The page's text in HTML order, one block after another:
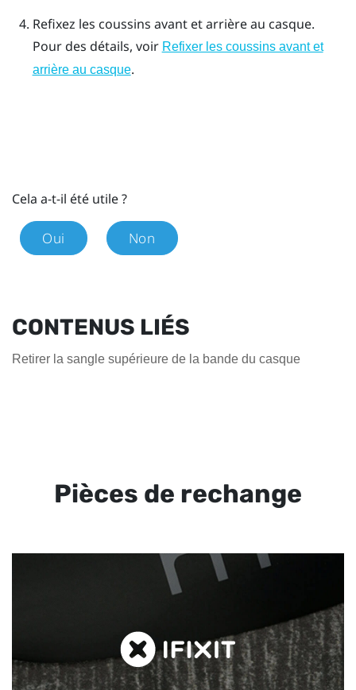
Refixez les coussins avant et arrière au casque.
Pour des détails, voir Refixer les coussins avant et
arrière au casque.
Cela a-t-il été utile ?
Oui Non
CONTENUS LIÉS
Retirer la sangle supérieure de la bande du casque
Pièces de rechange